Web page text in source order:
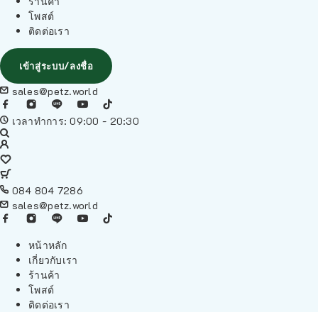
โพสต์
ติดต่อเรา
เข้าสู่ระบบ/ลงชื่อ
sales@petz.world
เวลาทำการ: 09:00 - 20:30
084 804 7286
sales@petz.world
หน้าหลัก
เกี่ยวกับเรา
ร้านค้า
โพสต์
ติดต่อเรา